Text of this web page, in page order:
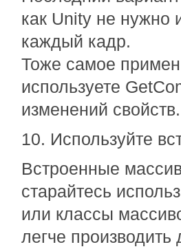
как Unity не нужно
каждый кадр.
Тоже самое
используете
изменений свойств.
10. Используйте
Встроенные
старайтесь
или классы
легче